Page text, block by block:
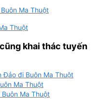
Ma Thuột
Thuột
khai thác tuyến
Đảo đi Buôn Ma Thuột
Ma Thuột
Ma Thuột